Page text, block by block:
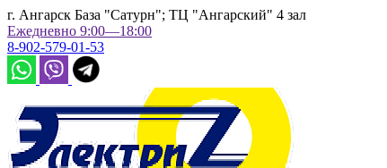
г. Ангарск База "Сатурн"; ТЦ "Ангарский" 4 зал
Ежедневно 9:00—18:00
8-902-579-01-53